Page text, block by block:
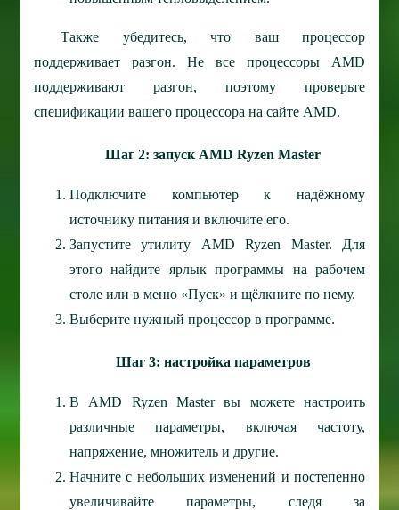
Также убедитесь, что ваш процессор
поддерживает разгон. Не все процессоры AMD
поддерживают разгон, поэтому проверьте
спецификации вашего процессора на сайте AMD.
Шаг 2: запуск AMD Ryzen Master
Подключите компьютер к надёжному
источнику питания и включите его.
Запустите утилиту AMD Ryzen Master. Для
этого найдите ярлык программы на рабочем
столе или в меню «Пуск» и щёлкните по нему.
Выберите нужный процессор в программе.
Шаг 3: настройка параметров
В AMD Ryzen Master вы можете настроить
различные параметры, включая частоту,
напряжение, множитель и другие.
Начните с небольших изменений и постепенно
увеличивайте параметры, следя за